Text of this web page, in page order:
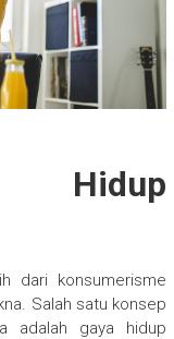
Hidup
dari konsumerisme
Salah satu konsep
adalah gaya hidup